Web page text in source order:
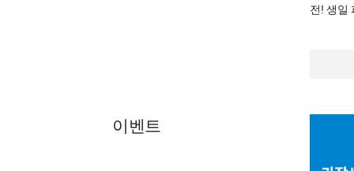
전! 생일
이벤트